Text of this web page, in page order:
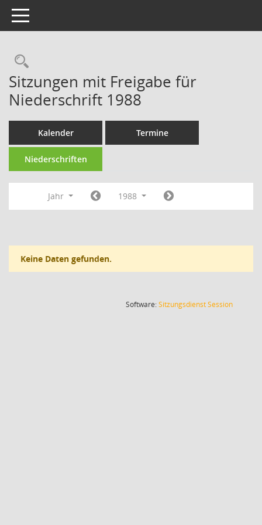
Toggle navigation
Rechercheauswahl
Sitzungen mit Freigabe für
Niederschrift 1988
Kalender Termine
Niederschriften
Jahr 1988
Keine Daten gefunden.
Software:SitzungsdienstSession(Wird in